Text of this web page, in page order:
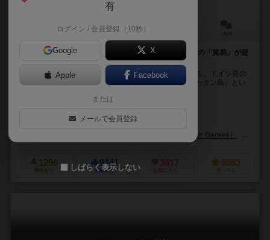
40～60分
無人島の開拓競争！5つの資源をめぐったプレイヤー間の「貿易」が超
世界のボードゲームの中で2000万個以上の販売数を誇る、ドイツ発の
大ヒットゲームです。 「カタンの開拓者たち」は、「カタン島」とい
ミヒャエル・メンツェル（Michael Menzel）
メイフェア ゲームズ（Mayfair Games）
1296
興味あり
9441
経験あり
3617
お気に入り
8553
持ってる
有
ログイン / 会員登録（10秒）
Google X
Apple Facebook
または
メールで会員登録
しばらく表示しない